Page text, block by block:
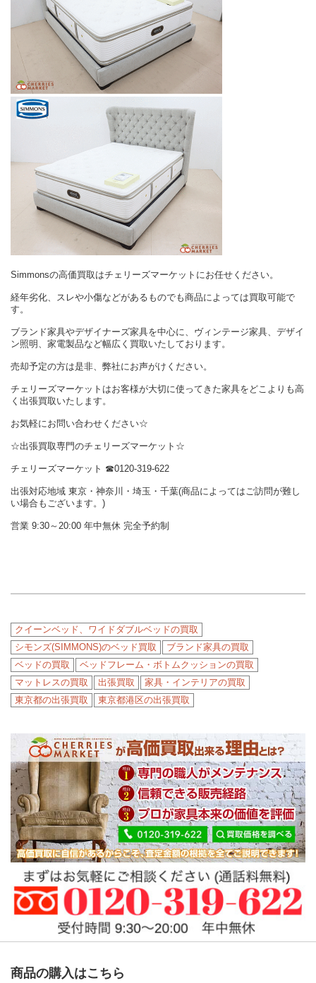
Simmonsの高価買取はチェリーズマーケットにお任せください。
経年劣化、スレや小傷などがあるものでも商品によっては買取可能で
す。
ブランド家具やデザイナーズ家具を中心に、ヴィンテージ家具、デザイ
ン照明、家電製品など幅広く買取いたしております。
売却予定の方は是非、弊社にお声がけください。
チェリーズマーケットはお客様が大切に使ってきた家具をどこよりも高
く出張買取いたします。
お気軽にお問い合わせください☆
☆出張買取専門のチェリーズマーケット☆
チェリーズマーケット ☎︎0120-319-622
出張対応地域 東京・神奈川・埼玉・千葉(商品によってはご訪問が難し
い場合もございます。)
営業 9:30～20:00 年中無休 完全予約制
クイーンベッド、ワイドダブルベッドの買取
シモンズ(SIMMONS)のベッド買取
ブランド家具の買取
ベッドの買取
ベッドフレーム・ボトムクッションの買取
マットレスの買取
出張買取
家具・インテリアの買取
東京都の出張買取
東京都港区の出張買取
商品の購入はこちら